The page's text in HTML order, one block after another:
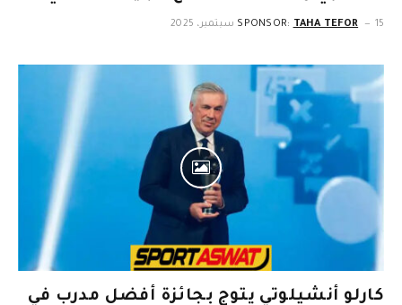
SPONSOR: TAHA TEFOR 15 سبتمبر، 2025
كارلو أنشيلوتي يتوج بجائزة أفضل مدرب في